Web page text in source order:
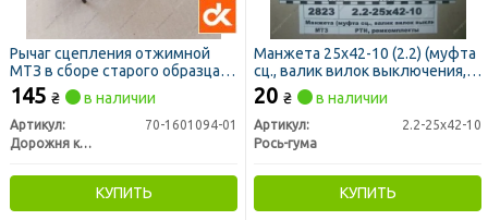
Рычаг сцепления отжимной
МТЗ в сборе старого образца
(лапка) (ДК)
145 ₴ в наличии
Артикул:
70-1601094-01
Дорожня карта
КУПИТЬ
Манжета 25х42-10 (2.2) (муфта
сц., валик вилок выключения,
ГУР) (пр-во Рось-Гума)
20 ₴ в наличии
Артикул:
2.2-25х42-10
Рось-гума
КУПИТЬ